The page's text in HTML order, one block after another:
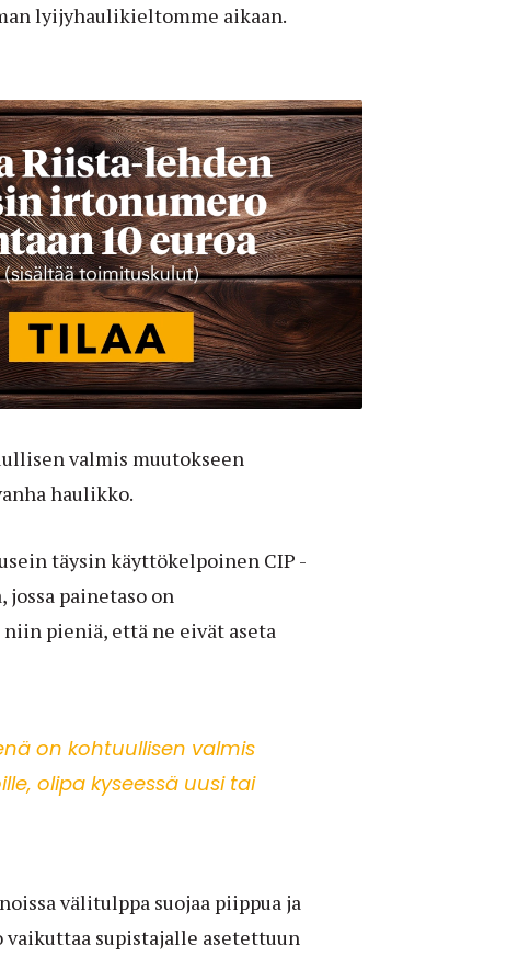
lyijyhaulikieltomme aikaan.
valmis muutokseen
haulikko.
täysin käyttökelpoinen CIP -
jossa painetaso on
pieniä, että ne eivät aseta
on kohtuullisen valmis
olipa kyseessä uusi tai
välitulppa suojaa piippua ja
supistajalle asetettuun